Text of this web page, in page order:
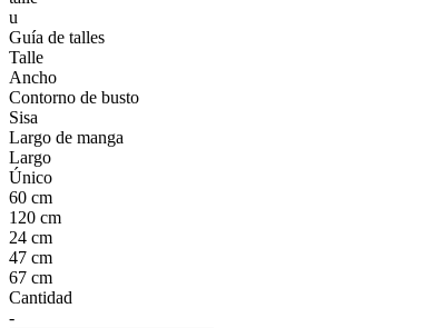
u
Guía de talles
Talle
Ancho
Contorno de busto
Sisa
Largo de manga
Largo
Único
60 cm
120 cm
24 cm
47 cm
67 cm
Cantidad
-